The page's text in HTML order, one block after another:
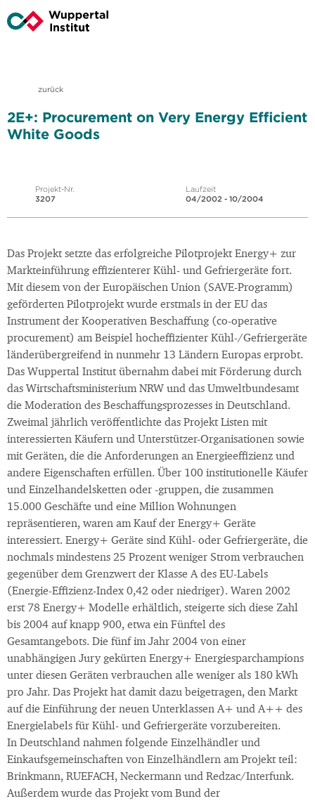
zurück
2E+: Procurement on Very Energy Efficient
White Goods
Projekt-Nr.
3207
Laufzeit
04/2002 - 10/2004
Das Projekt setzte das erfolgreiche Pilotprojekt Energy+ zur
Markteinführung effizienterer Kühl- und Gefriergeräte fort.
Mit diesem von der Europäischen Union (SAVE-Programm)
geförderten Pilotprojekt wurde erstmals in der EU das
Instrument der Kooperativen Beschaffung (co-operative
procurement) am Beispiel hocheffizienter Kühl-/Gefriergeräte
länderübergreifend in nunmehr 13 Ländern Europas erprobt.
Das Wuppertal Institut übernahm dabei mit Förderung durch
das Wirtschaftsministerium NRW und das Umweltbundesamt
die Moderation des Beschaffungsprozesses in Deutschland.
Zweimal jährlich veröffentlichte das Projekt Listen mit
interessierten Käufern und Unterstützer-Organisationen sowie
mit Geräten, die die Anforderungen an Energieeffizienz und
andere Eigenschaften erfüllen. Über 100 institutionelle Käufer
und Einzelhandelsketten oder -gruppen, die zusammen
15.000 Geschäfte und eine Million Wohnungen
repräsentieren, waren am Kauf der Energy+ Geräte
interessiert. Energy+ Geräte sind Kühl- oder Gefriergeräte, die
nochmals mindestens 25 Prozent weniger Strom verbrauchen
gegenüber dem Grenzwert der Klasse A des EU-Labels
(Energie-Effizienz-Index 0,42 oder niedriger). Waren 2002
erst 78 Energy+ Modelle erhältlich, steigerte sich diese Zahl
bis 2004 auf knapp 900, etwa ein Fünftel des
Gesamtangebots. Die fünf im Jahr 2004 von einer
unabhängigen Jury gekürten Energy+ Energiesparchampions
unter diesen Geräten verbrauchen alle weniger als 180 kWh
pro Jahr. Das Projekt hat damit dazu beigetragen, den Markt
auf die Einführung der neuen Unterklassen A+ und A++ des
Energielabels für Kühl- und Gefriergeräte vorzubereiten.
In Deutschland nahmen folgende Einzelhändler und
Einkaufsgemeinschaften von Einzelhändlern am Projekt teil:
Brinkmann, RUEFACH, Neckermann und Redzac/Interfunk.
Außerdem wurde das Projekt vom Bund der